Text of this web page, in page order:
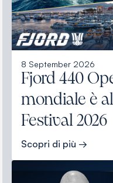
8 September 2026
Fjord 440
mondiale è
Festival 2026
Scopri di più →